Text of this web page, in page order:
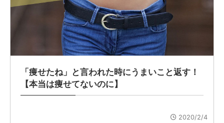
「痩せたね」と言われた時にうまいこと返す！
【本当は痩せてないのに】
2020/2/4